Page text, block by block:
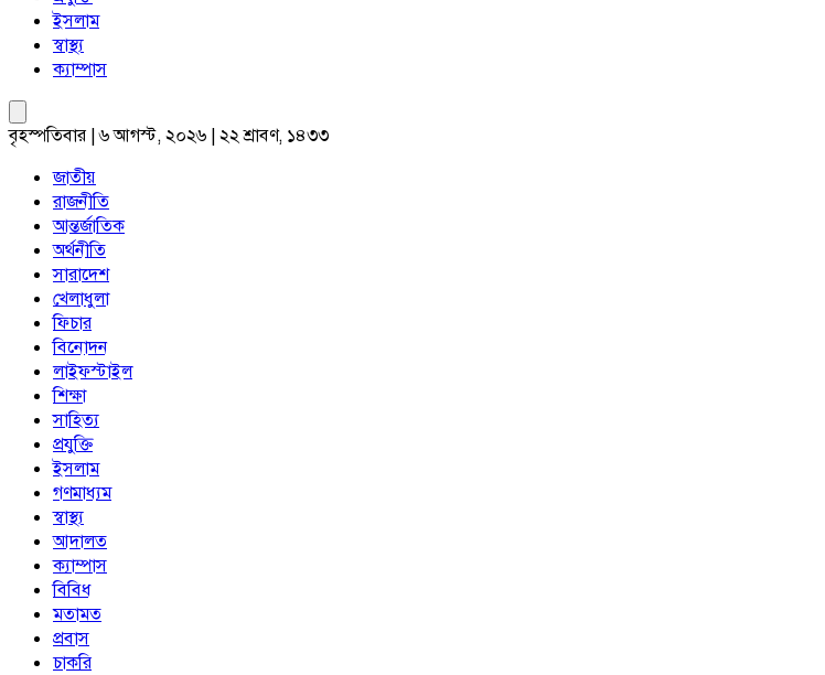
ইসলাম
স্বাস্থ্য
ক্যাম্পাস
বৃহস্পতিবার | ৬ আগস্ট, ২০২৬ | ২২ শ্রাবণ, ১৪৩৩
জাতীয়
রাজনীতি
আন্তর্জাতিক
অর্থনীতি
সারাদেশ
খেলাধুলা
ফিচার
বিনোদন
লাইফস্টাইল
শিক্ষা
সাহিত্য
প্রযুক্তি
ইসলাম
গণমাধ্যম
স্বাস্থ্য
আদালত
ক্যাম্পাস
বিবিধ
মতামত
প্রবাস
চাকরি